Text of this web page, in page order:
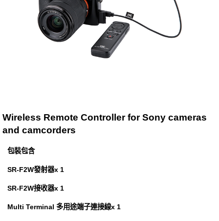
Wireless Remote Controller for Sony cameras
and camcorders
包裝包含
SR-F2W發射器x 1
SR-F2W接收器x 1
Multi Terminal 多用途端子連接線x 1